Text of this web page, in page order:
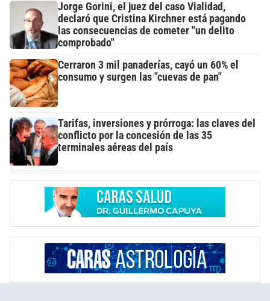
Jorge Gorini, el juez del caso Vialidad,
declaró que Cristina Kirchner está pagando
las consecuencias de cometer "un delito
comprobado"
Cerraron 3 mil panaderías, cayó un 60% el
consumo y surgen las "cuevas de pan"
Tarifas, inversiones y prórroga: las claves del
conflicto por la concesión de las 35
terminales aéreas del país